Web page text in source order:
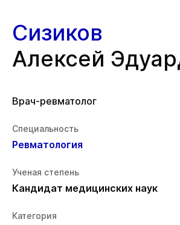
Сизиков
Алексей
Врач-ревматолог
Специальность
Ревматология
Ученая степень
Кандидат медицинских наук
Категория